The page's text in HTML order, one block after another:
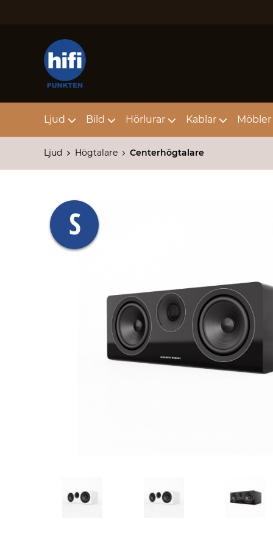
Ljud Bild Hörlurar Kablar
Ljud Högtalare Centerhögtalare